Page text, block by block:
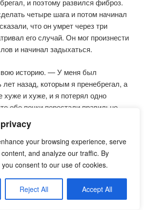
your browsing experience, serve
and analyze our traffic. By
consent to our use of cookies.
Reject All Accept All
и поэтому развился фиброз.
четыре шага и потом начинал
что он умрет через три
его случай. Он мог произнести
и начинал задыхаться.
историю. — У меня был
назад, которым я пренебрегал, а
хуже и хуже, и я потерял одно
обе почки перестали правильно
результате побочного эффекта
Также у меня была
клетка постоянно расширяется,
и кашель. Каждые две недели
погода, у меня бывают